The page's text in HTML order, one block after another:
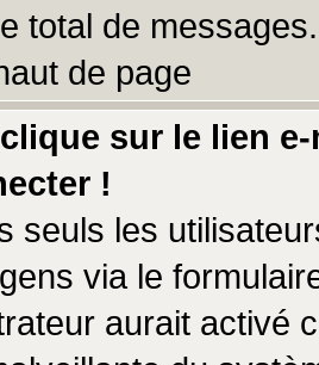
total de messages.
de page
sur le lien
!
seuls les
via le
aurait activé